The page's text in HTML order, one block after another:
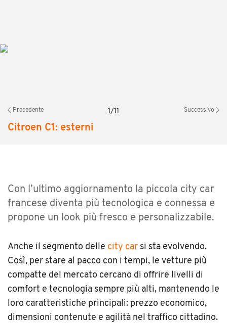
Precedente 1/11 Successivo
Citroen C1: esterni
Con l’ultimo aggiornamento la piccola city car
francese diventa più tecnologica e connessa e
propone un look più fresco e personalizzabile.
Anche il segmento delle city car si sta evolvendo.
Così, per stare al pacco con i tempi, le vetture più
compatte del mercato cercano di offrire livelli di
comfort e tecnologia sempre più alti, mantenendo le
loro caratteristiche principali: prezzo economico,
dimensioni contenute e agilità nel traffico cittadino.